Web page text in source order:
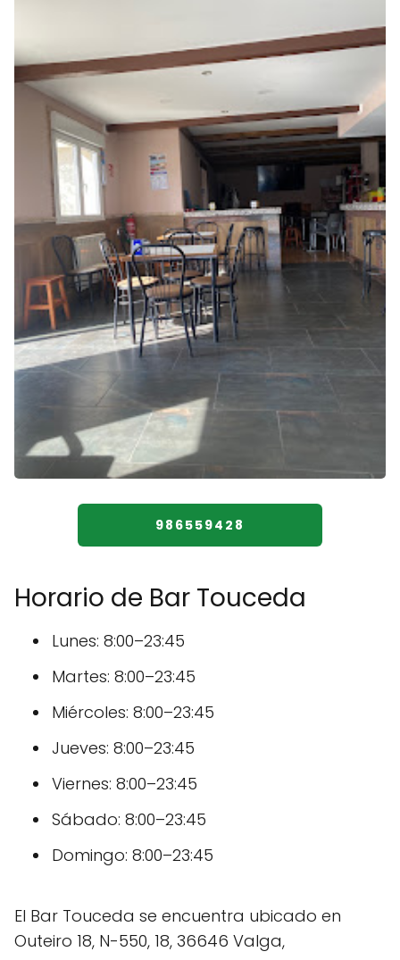
986559428
Horario de Bar Touceda
Lunes: 8:00–23:45
Martes: 8:00–23:45
Miércoles: 8:00–23:45
Jueves: 8:00–23:45
Viernes: 8:00–23:45
Sábado: 8:00–23:45
Domingo: 8:00–23:45
El Bar Touceda se encuentra ubicado en
Outeiro 18, N-550, 18, 36646 Valga,